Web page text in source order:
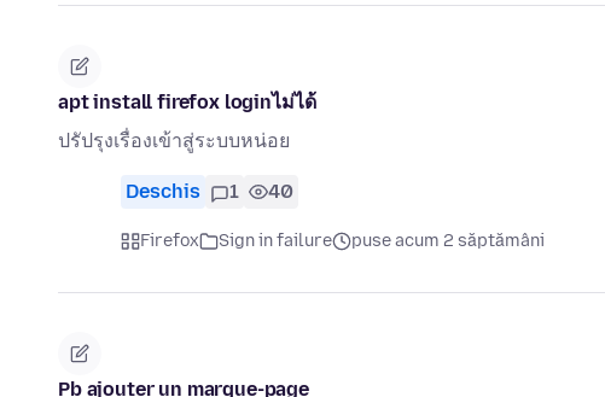
apt install firefox loginไม่ได้
ปรัปรุงเรื่องเข้าสู่ระบบหน่อย
Deschis 1 40
Firefox Sign in failure puse acum 2 săptămâni
Pb ajouter un marque-page